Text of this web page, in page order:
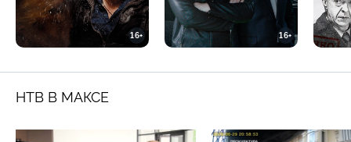
16+ 16+
НТВ В МАКСЕ